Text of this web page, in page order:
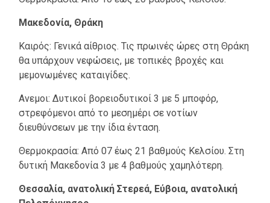
Μακεδονία, Θράκη
Καιρός: Γενικά αίθριος. Τις πρωινές ώρες στη Θράκη
θα υπάρχουν νεφώσεις, με τοπικές βροχές και
μεμονωμένες καταιγίδες.
Ανεμοι: Δυτικοί βορειοδυτικοί 3 με 5 μποφόρ,
στρεφόμενοι από το μεσημέρι σε νοτίων
διευθύνσεων με την ίδια ένταση.
Θερμοκρασία: Από 07 έως 21 βαθμούς Κελσίου. Στη
δυτική Μακεδονία 3 με 4 βαθμούς χαμηλότερη.
Θεσσαλία, ανατολική Στερεά, Εύβοια, ανατολική